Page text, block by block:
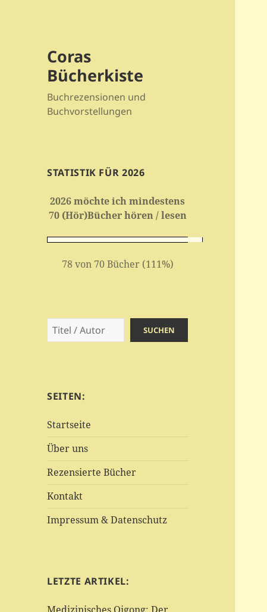
Coras
Bücherkiste
Buchrezensionen und
Buchvorstellungen
STATISTIK FÜR 2026
2026 möchte ich mindestens
70 (Hör)Bücher hören / lesen
78 von 70 Bücher (111%)
Suchen SUCHEN
SEITEN:
Startseite
Über uns
Rezensierte Bücher
Kontakt
Impressum & Datenschutz
LETZTE ARTIKEL: